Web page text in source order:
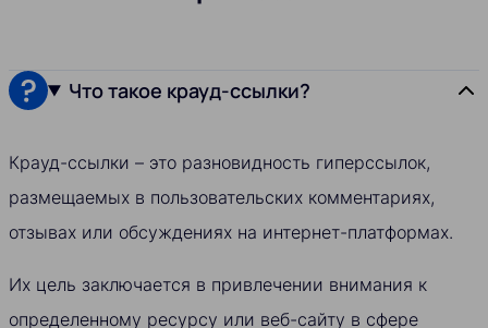
Что такое крауд-ссылки?
Крауд-ссылки – это разновидность гиперссылок,
размещаемых в пользовательских комментариях,
отзывах или обсуждениях на интернет-платформах.
Их цель заключается в привлечении внимания к
определенному ресурсу или веб-сайту в сфере